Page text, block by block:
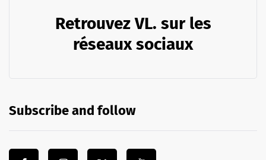
Retrouvez VL. sur les
réseaux sociaux
Subscribe and follow